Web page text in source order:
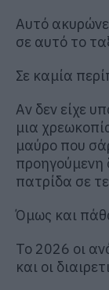
Αυτό
σε αυτό το
Σε καμία
Αν δεν είχε
μια
μαύρο που
προηγούμενη
πατρίδα σε
Όμως και
Το 2026 οι
και οι